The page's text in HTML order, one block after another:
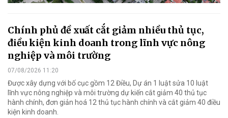
Chính phủ đề xuất cắt giảm nhiều thủ tục,
điều kiện kinh doanh trong lĩnh vực nông
nghiệp và môi trường
07/08/2026 11:20
Được xây dựng với bố cục gồm 12 Điều, Dự án 1 luật sửa 10 luật
lĩnh vực nông nghiệp và môi trường dự kiến cắt giảm 40 thủ tục
hành chính, đơn giản hoá 12 thủ tục hành chính và cắt giảm 40 điều
kiện kinh doanh.